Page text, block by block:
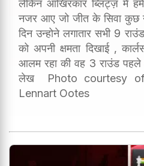
लेकिन आखिरकार ब्लिट्ज़ में
नजर आए जो जीत के सिवा कुछ
दिन उन्होने लगातार सभी 9
को अपनी क्षमता दिखाई ,
आलम रहा की वह 3 राउंड पहले
लेख Photo courtesy of
Lennart Ootes